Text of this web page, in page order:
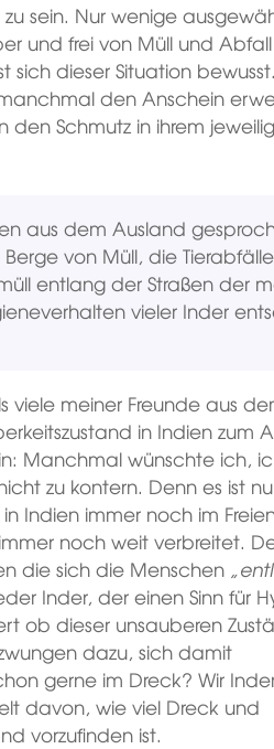
sein. Nur wenige
und frei von Müll und Abfall
dieser Situation
den Anschein
den Schmutz in ihrem
aus dem Ausland
von Müll, die
entlang der Straßen der
vieler Inder
meiner Freunde aus
in Indien zum
Manchmal wünschte ich,
zu kontern. Denn es ist
Indien immer noch im
noch weit verbreitet.
die sich die Menschen
Inder, der einen Sinn für
ob dieser unsauberen
dazu, sich damit
gerne im Dreck? Wir
davon, wie viel Dreck und
vorzufinden ist.